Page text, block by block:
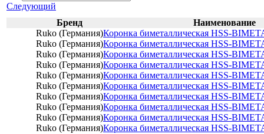
Следующий
Бренд
Наименование
Ruko (Германия)Коронка биметаллическая HSS-
Ruko (Германия)Коронка биметаллическая HSS-
Ruko (Германия)Коронка биметаллическая HSS-
Ruko (Германия)Коронка биметаллическая HSS-
Ruko (Германия)Коронка биметаллическая HSS-
Ruko (Германия)Коронка биметаллическая HSS-
Ruko (Германия)Коронка биметаллическая HSS-
Ruko (Германия)Коронка биметаллическая HSS-
Ruko (Германия)Коронка биметаллическая HSS-
Ruko (Германия)Коронка биметаллическая HSS-